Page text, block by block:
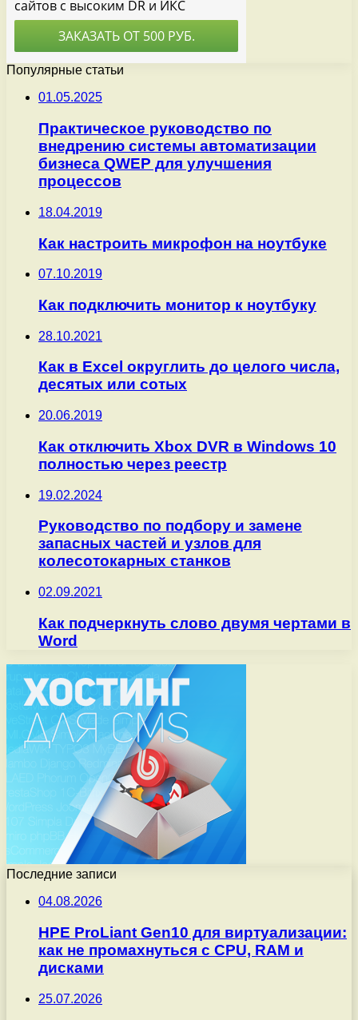
Популярные статьи
01.05.2025
Практическое руководство по
внедрению системы автоматизации
бизнеса QWEP для улучшения
процессов
18.04.2019
Как настроить микрофон на ноутбуке
07.10.2019
Как подключить монитор к ноутбуку
28.10.2021
Как в Excel округлить до целого числа,
десятых или сотых
20.06.2019
Как отключить Xbox DVR в Windows 10
полностью через реестр
19.02.2024
Руководство по подбору и замене
запасных частей и узлов для
колесотокарных станков
02.09.2021
Как подчеркнуть слово двумя чертами в
Word
Последние записи
04.08.2026
HPE ProLiant Gen10 для виртуализации:
как не промахнуться с CPU, RAM и
дисками
25.07.2026